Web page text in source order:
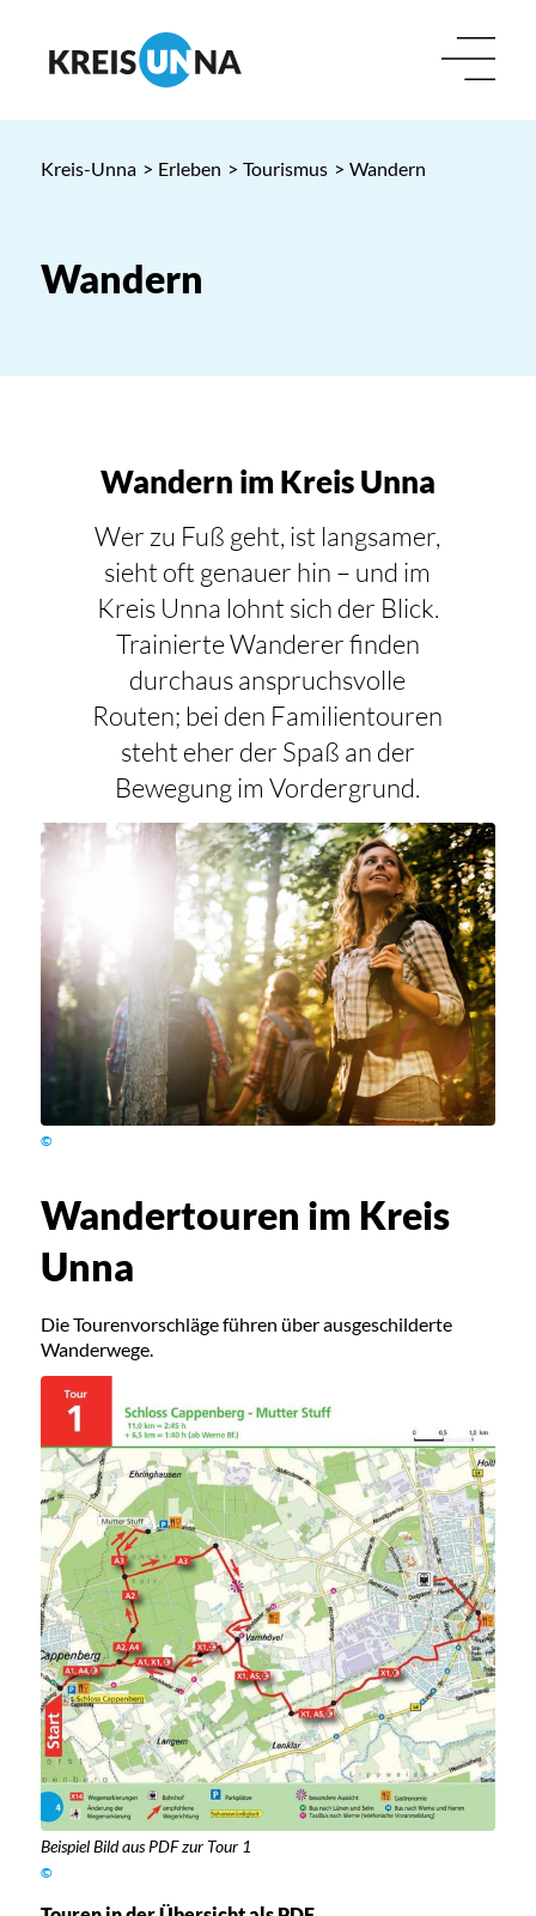
Kreis-Unna > Erleben > Tourismus > Wandern
Wandern
Wandern im Kreis Unna
Wer zu Fuß geht, ist langsamer,
sieht oft genauer hin – und im
Kreis Unna lohnt sich der Blick.
Trainierte Wanderer finden
durchaus anspruchsvolle
Routen; bei den Familientouren
steht eher der Spaß an der
Bewegung im Vordergrund.
©
Wandertouren im Kreis
Unna
Die Tourenvorschläge führen über ausgeschilderte
Wanderwege.
Beispiel Bild aus PDF zur Tour 1
©